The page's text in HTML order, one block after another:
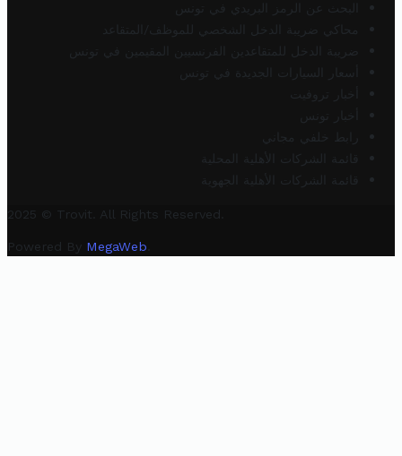
البحث عن الرمز البريدي في تونس
محاكي ضريبة الدخل الشخصي للموظف/المتقاعد
ضريبة الدخل للمتقاعدين الفرنسيين المقيمين في تونس
أسعار السيارات الجديدة في تونس
أخبار تروفيت
أخبار تونس
رابط خلفي مجاني
قائمة الشركات الأهلية المحلية
قائمة الشركات الأهلية الجهوية
2025 © Trovit. All Rights Reserved.
Powered By MegaWeb